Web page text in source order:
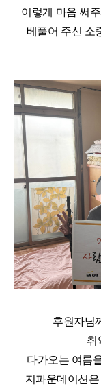
이렇게 마음 써
베풀어 주신 소
후원자님
취
다가오는 여름
지파운데이션